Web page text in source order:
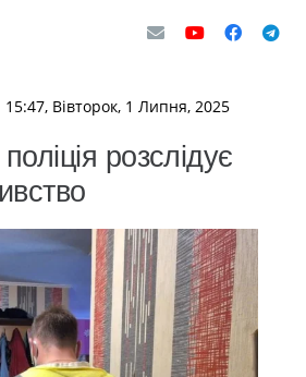
15:47, Вівторок, 1 Липня, 2025
розслідує